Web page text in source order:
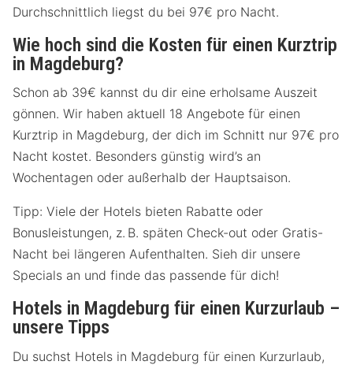
Durchschnittlich liegst du bei 97€ pro Nacht.
Wie hoch sind die Kosten für einen Kurztrip
in Magdeburg?
Schon ab 39€ kannst du dir eine erholsame Auszeit
gönnen. Wir haben aktuell 18 Angebote für einen
Kurztrip in Magdeburg, der dich im Schnitt nur 97€ pro
Nacht kostet. Besonders günstig wird’s an
Wochentagen oder außerhalb der Hauptsaison.
Tipp: Viele der Hotels bieten Rabatte oder
Bonusleistungen, z. B. späten Check-out oder Gratis-
Nacht bei längeren Aufenthalten. Sieh dir unsere
Specials an und finde das passende für dich!
Hotels in Magdeburg für einen Kurzurlaub –
unsere Tipps
Du suchst Hotels in Magdeburg für einen Kurzurlaub,